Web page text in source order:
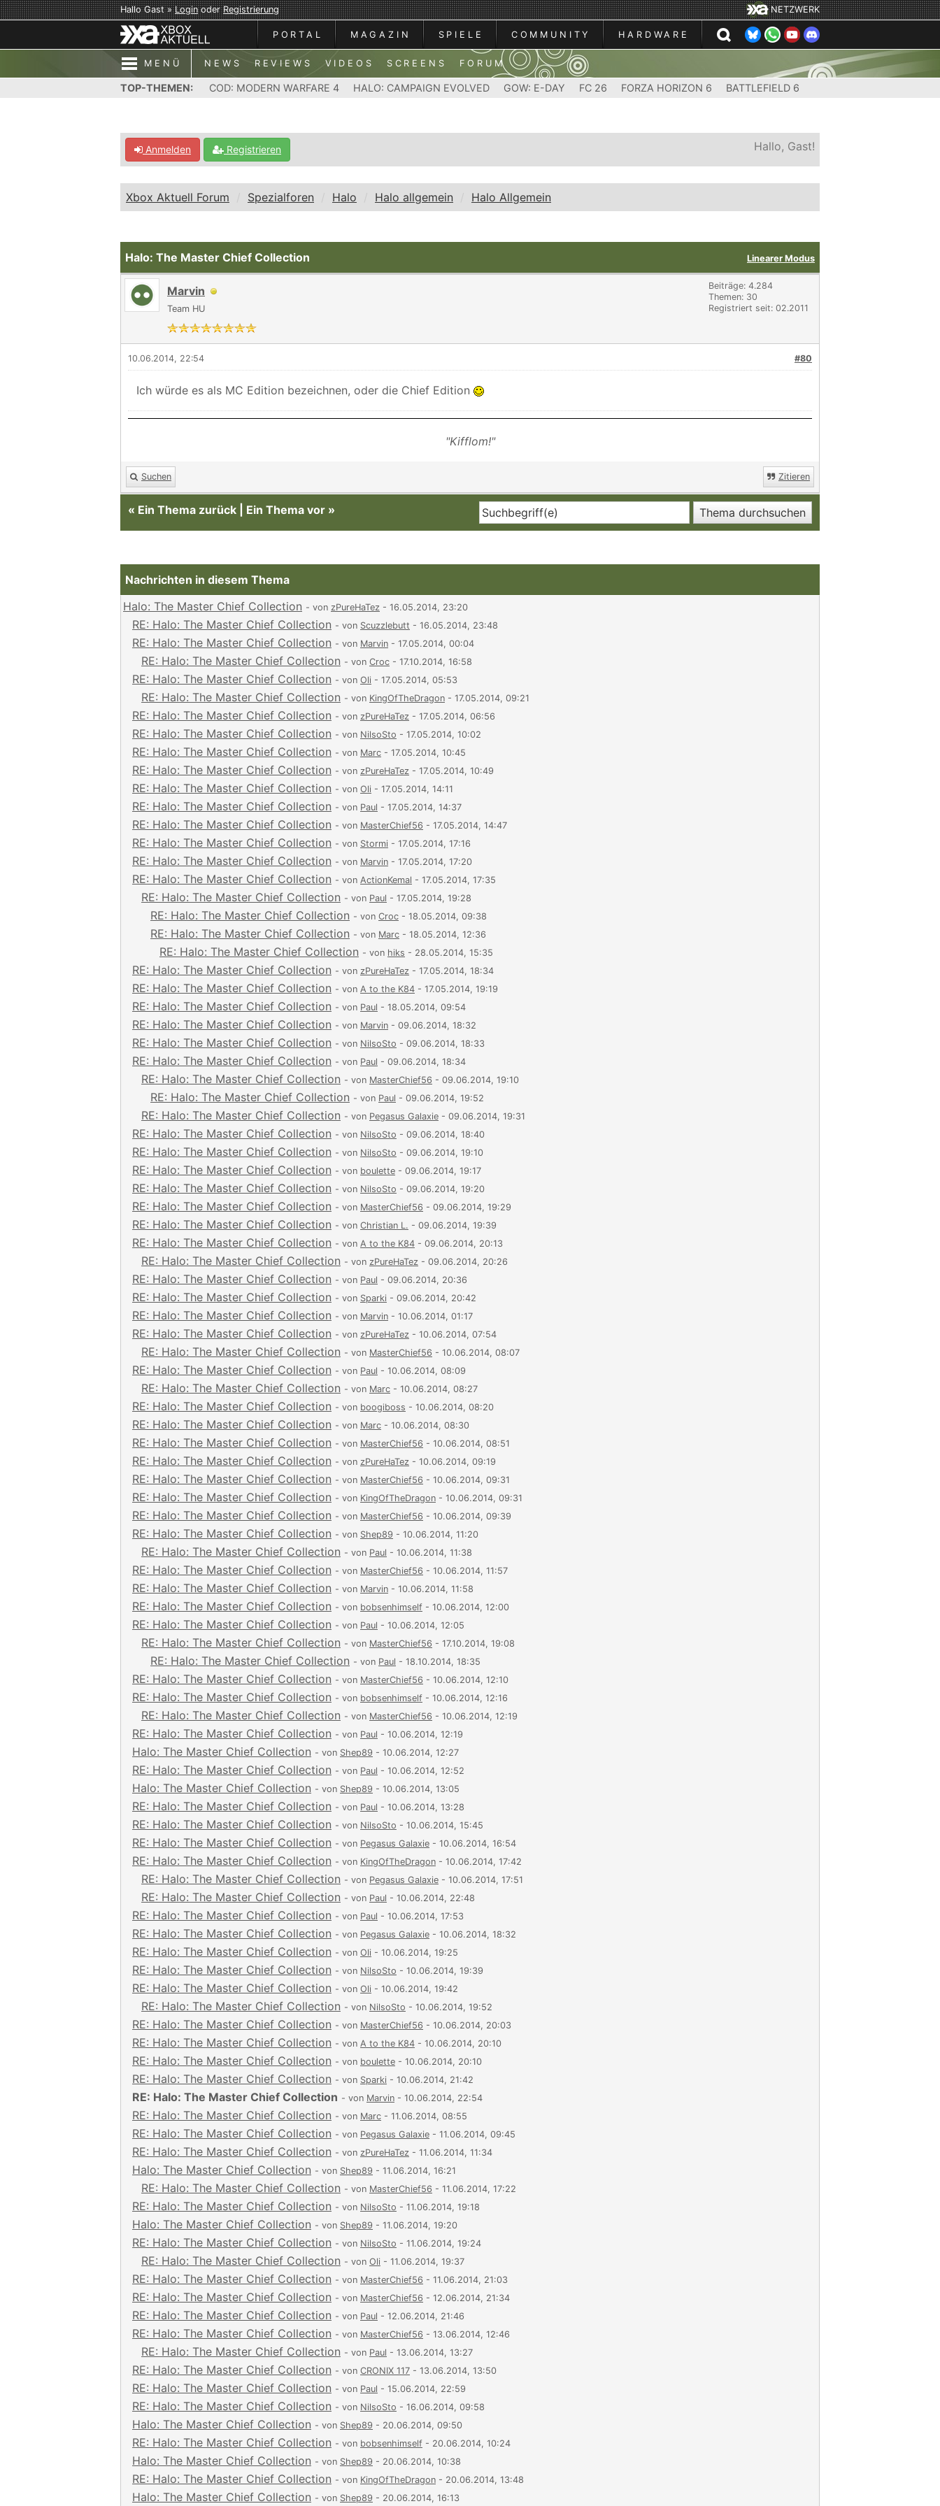
Hallo Gast »LoginoderRegistrierung NETZWERK
PORTAL MAGAZIN SPIELE COMMUNITY HARDWARE
MENÜ NEWS REVIEWS VIDEOS SCREENS FORUM
TOP-THEMEN: COD: MODERN WARFARE 4 HALO: CAMPAIGN EVOLVED GOW: E-DAY FC 26 FORZA HORIZON 6 BATTLEFIELD 6
Anmelden Registrieren Hallo, Gast!
Xbox Aktuell Forum Spezialforen Halo Halo allgemein Halo Allgemein
Linearer Modus
Halo: The Master Chief Collection
Marvin
Team HU
Beiträge: 4.284
Themen: 30
Registriert seit: 02.2011
#80
10.06.2014, 22:54
Ich würde es als MC Edition bezeichnen, oder die Chief Edition
"Kifflom!"
Suchen Zitieren
« Ein Thema zurück Ein Thema vor »
Nachrichten in diesem Thema
Halo: The Master Chief Collection - von zPureHaTez - 16.05.2014, 23:20
RE: Halo: The Master Chief Collection - von Scuzzlebutt - 16.05.2014, 23:48
RE: Halo: The Master Chief Collection - von Marvin - 17.05.2014, 00:04
RE: Halo: The Master Chief Collection - von Croc - 17.10.2014, 16:58
RE: Halo: The Master Chief Collection - von Oli - 17.05.2014, 05:53
RE: Halo: The Master Chief Collection - von KingOfTheDragon - 17.05.2014, 09:21
RE: Halo: The Master Chief Collection - von zPureHaTez - 17.05.2014, 06:56
RE: Halo: The Master Chief Collection - von NilsoSto - 17.05.2014, 10:02
RE: Halo: The Master Chief Collection - von Marc - 17.05.2014, 10:45
RE: Halo: The Master Chief Collection - von zPureHaTez - 17.05.2014, 10:49
RE: Halo: The Master Chief Collection - von Oli - 17.05.2014, 14:11
RE: Halo: The Master Chief Collection - von Paul - 17.05.2014, 14:37
RE: Halo: The Master Chief Collection - von MasterChief56 - 17.05.2014, 14:47
RE: Halo: The Master Chief Collection - von Stormi - 17.05.2014, 17:16
RE: Halo: The Master Chief Collection - von Marvin - 17.05.2014, 17:20
RE: Halo: The Master Chief Collection - von ActionKemal - 17.05.2014, 17:35
RE: Halo: The Master Chief Collection - von Paul - 17.05.2014, 19:28
RE: Halo: The Master Chief Collection - von Croc - 18.05.2014, 09:38
RE: Halo: The Master Chief Collection - von Marc - 18.05.2014, 12:36
RE: Halo: The Master Chief Collection - von hiks - 28.05.2014, 15:35
RE: Halo: The Master Chief Collection - von zPureHaTez - 17.05.2014, 18:34
RE: Halo: The Master Chief Collection - von A to the K84 - 17.05.2014, 19:19
RE: Halo: The Master Chief Collection - von Paul - 18.05.2014, 09:54
RE: Halo: The Master Chief Collection - von Marvin - 09.06.2014, 18:32
RE: Halo: The Master Chief Collection - von NilsoSto - 09.06.2014, 18:33
RE: Halo: The Master Chief Collection - von Paul - 09.06.2014, 18:34
RE: Halo: The Master Chief Collection - von MasterChief56 - 09.06.2014, 19:10
RE: Halo: The Master Chief Collection - von Paul - 09.06.2014, 19:52
RE: Halo: The Master Chief Collection - von Pegasus Galaxie - 09.06.2014, 19:31
RE: Halo: The Master Chief Collection - von NilsoSto - 09.06.2014, 18:40
RE: Halo: The Master Chief Collection - von NilsoSto - 09.06.2014, 19:10
RE: Halo: The Master Chief Collection - von boulette - 09.06.2014, 19:17
RE: Halo: The Master Chief Collection - von NilsoSto - 09.06.2014, 19:20
RE: Halo: The Master Chief Collection - von MasterChief56 - 09.06.2014, 19:29
RE: Halo: The Master Chief Collection - von Christian L. - 09.06.2014, 19:39
RE: Halo: The Master Chief Collection - von A to the K84 - 09.06.2014, 20:13
RE: Halo: The Master Chief Collection - von zPureHaTez - 09.06.2014, 20:26
RE: Halo: The Master Chief Collection - von Paul - 09.06.2014, 20:36
RE: Halo: The Master Chief Collection - von Sparki - 09.06.2014, 20:42
RE: Halo: The Master Chief Collection - von Marvin - 10.06.2014, 01:17
RE: Halo: The Master Chief Collection - von zPureHaTez - 10.06.2014, 07:54
RE: Halo: The Master Chief Collection - von MasterChief56 - 10.06.2014, 08:07
RE: Halo: The Master Chief Collection - von Paul - 10.06.2014, 08:09
RE: Halo: The Master Chief Collection - von Marc - 10.06.2014, 08:27
RE: Halo: The Master Chief Collection - von boogiboss - 10.06.2014, 08:20
RE: Halo: The Master Chief Collection - von Marc - 10.06.2014, 08:30
RE: Halo: The Master Chief Collection - von MasterChief56 - 10.06.2014, 08:51
RE: Halo: The Master Chief Collection - von zPureHaTez - 10.06.2014, 09:19
RE: Halo: The Master Chief Collection - von MasterChief56 - 10.06.2014, 09:31
RE: Halo: The Master Chief Collection - von KingOfTheDragon - 10.06.2014, 09:31
RE: Halo: The Master Chief Collection - von MasterChief56 - 10.06.2014, 09:39
RE: Halo: The Master Chief Collection - von Shep89 - 10.06.2014, 11:20
RE: Halo: The Master Chief Collection - von Paul - 10.06.2014, 11:38
RE: Halo: The Master Chief Collection - von MasterChief56 - 10.06.2014, 11:57
RE: Halo: The Master Chief Collection - von Marvin - 10.06.2014, 11:58
RE: Halo: The Master Chief Collection - von bobsenhimself - 10.06.2014, 12:00
RE: Halo: The Master Chief Collection - von Paul - 10.06.2014, 12:05
RE: Halo: The Master Chief Collection - von MasterChief56 - 17.10.2014, 19:08
RE: Halo: The Master Chief Collection - von Paul - 18.10.2014, 18:35
RE: Halo: The Master Chief Collection - von MasterChief56 - 10.06.2014, 12:10
RE: Halo: The Master Chief Collection - von bobsenhimself - 10.06.2014, 12:16
RE: Halo: The Master Chief Collection - von MasterChief56 - 10.06.2014, 12:19
RE: Halo: The Master Chief Collection - von Paul - 10.06.2014, 12:19
Halo: The Master Chief Collection - von Shep89 - 10.06.2014, 12:27
RE: Halo: The Master Chief Collection - von Paul - 10.06.2014, 12:52
Halo: The Master Chief Collection - von Shep89 - 10.06.2014, 13:05
RE: Halo: The Master Chief Collection - von Paul - 10.06.2014, 13:28
RE: Halo: The Master Chief Collection - von NilsoSto - 10.06.2014, 15:45
RE: Halo: The Master Chief Collection - von Pegasus Galaxie - 10.06.2014, 16:54
RE: Halo: The Master Chief Collection - von KingOfTheDragon - 10.06.2014, 17:42
RE: Halo: The Master Chief Collection - von Pegasus Galaxie - 10.06.2014, 17:51
RE: Halo: The Master Chief Collection - von Paul - 10.06.2014, 22:48
RE: Halo: The Master Chief Collection - von Paul - 10.06.2014, 17:53
RE: Halo: The Master Chief Collection - von Pegasus Galaxie - 10.06.2014, 18:32
RE: Halo: The Master Chief Collection - von Oli - 10.06.2014, 19:25
RE: Halo: The Master Chief Collection - von NilsoSto - 10.06.2014, 19:39
RE: Halo: The Master Chief Collection - von Oli - 10.06.2014, 19:42
RE: Halo: The Master Chief Collection - von NilsoSto - 10.06.2014, 19:52
RE: Halo: The Master Chief Collection - von MasterChief56 - 10.06.2014, 20:03
RE: Halo: The Master Chief Collection - von A to the K84 - 10.06.2014, 20:10
RE: Halo: The Master Chief Collection - von boulette - 10.06.2014, 20:10
RE: Halo: The Master Chief Collection - von Sparki - 10.06.2014, 21:42
RE: Halo: The Master Chief Collection - von Marvin - 10.06.2014, 22:54
RE: Halo: The Master Chief Collection - von Marc - 11.06.2014, 08:55
RE: Halo: The Master Chief Collection - von Pegasus Galaxie - 11.06.2014, 09:45
RE: Halo: The Master Chief Collection - von zPureHaTez - 11.06.2014, 11:34
Halo: The Master Chief Collection - von Shep89 - 11.06.2014, 16:21
RE: Halo: The Master Chief Collection - von MasterChief56 - 11.06.2014, 17:22
RE: Halo: The Master Chief Collection - von NilsoSto - 11.06.2014, 19:18
Halo: The Master Chief Collection - von Shep89 - 11.06.2014, 19:20
RE: Halo: The Master Chief Collection - von NilsoSto - 11.06.2014, 19:24
RE: Halo: The Master Chief Collection - von Oli - 11.06.2014, 19:37
RE: Halo: The Master Chief Collection - von MasterChief56 - 11.06.2014, 21:03
RE: Halo: The Master Chief Collection - von MasterChief56 - 12.06.2014, 21:34
RE: Halo: The Master Chief Collection - von Paul - 12.06.2014, 21:46
RE: Halo: The Master Chief Collection - von MasterChief56 - 13.06.2014, 12:46
RE: Halo: The Master Chief Collection - von Paul - 13.06.2014, 13:27
RE: Halo: The Master Chief Collection - von CRONIX 117 - 13.06.2014, 13:50
RE: Halo: The Master Chief Collection - von Paul - 15.06.2014, 22:59
RE: Halo: The Master Chief Collection - von NilsoSto - 16.06.2014, 09:58
Halo: The Master Chief Collection - von Shep89 - 20.06.2014, 09:50
RE: Halo: The Master Chief Collection - von bobsenhimself - 20.06.2014, 10:24
Halo: The Master Chief Collection - von Shep89 - 20.06.2014, 10:38
RE: Halo: The Master Chief Collection - von KingOfTheDragon - 20.06.2014, 13:48
Halo: The Master Chief Collection - von Shep89 - 20.06.2014, 16:13